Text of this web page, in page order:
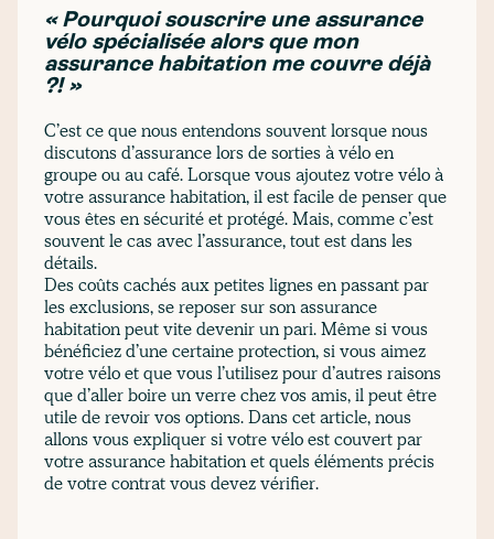
« Pourquoi souscrire une assurance
vélo spécialisée alors que mon
assurance habitation me couvre déjà
?! »
C’est ce que nous entendons souvent lorsque nous
discutons d’assurance lors de sorties à vélo en
groupe ou au café. Lorsque vous ajoutez votre vélo à
votre assurance habitation, il est facile de penser que
vous êtes en sécurité et protégé. Mais, comme c’est
souvent le cas avec l’assurance, tout est dans les
détails.
Des coûts cachés aux petites lignes en passant par
les exclusions, se reposer sur son assurance
habitation peut vite devenir un pari. Même si vous
bénéficiez d’une certaine protection, si vous aimez
votre vélo et que vous l’utilisez pour d’autres raisons
que d’aller boire un verre chez vos amis, il peut être
utile de revoir vos options. Dans cet article, nous
allons vous expliquer si votre vélo est couvert par
votre assurance habitation et quels éléments précis
de votre contrat vous devez vérifier.